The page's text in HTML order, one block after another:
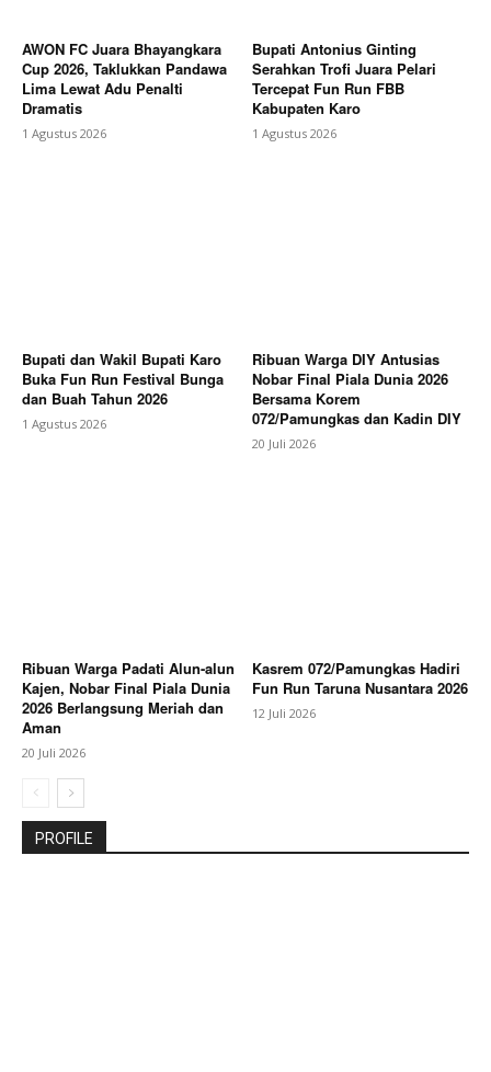
AWON FC Juara Bhayangkara
Cup 2026, Taklukkan Pandawa
Lima Lewat Adu Penalti
Dramatis
1 Agustus 2026
Bupati Antonius Ginting
Serahkan Trofi Juara Pelari
Tercepat Fun Run FBB
Kabupaten Karo
1 Agustus 2026
Bupati dan Wakil Bupati Karo
Buka Fun Run Festival Bunga
dan Buah Tahun 2026
1 Agustus 2026
Ribuan Warga DIY Antusias
Nobar Final Piala Dunia 2026
Bersama Korem
072/Pamungkas dan Kadin DIY
20 Juli 2026
Ribuan Warga Padati Alun-alun
Kajen, Nobar Final Piala Dunia
2026 Berlangsung Meriah dan
Aman
20 Juli 2026
Kasrem 072/Pamungkas Hadiri
Fun Run Taruna Nusantara 2026
12 Juli 2026
PROFILE